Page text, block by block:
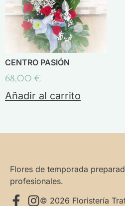
CENTRO PASIÓN
68,00 €
Añadir al carrito
Flores de temporada
profesionales.
© 2026 Floristería